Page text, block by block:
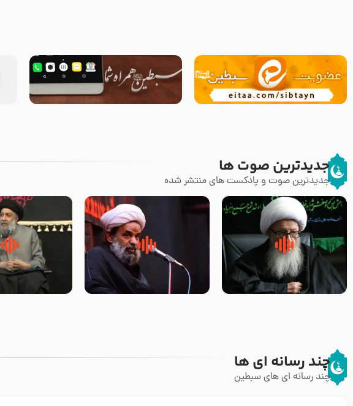
جدیدترین صوت ها
جدیدترین صوت و پادکست های منتشر شده
زوّار اربعین امام حسین (علیه
السلام) با این اشتیاق به زیارت
روضه جانسوز پاره های جگر امام
حسن مجتبی علیه السلام-حجت
لقب حضرت رقیه
به چه معناست –
چند رسانه ای ها
چند رسانه ای های سبطین